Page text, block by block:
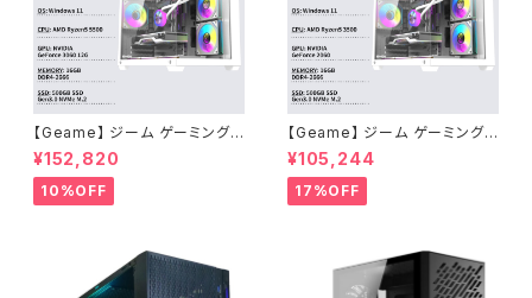
【Geame】 ジーム ゲーミングP
C デスクトップ Certified GPU
RTX3060 12G Ryzen5 550
0 メモリ16GB SSD 500GB W
iFi Windows11 動画編集 G-S
¥152,820
10%OFF
【Geame】 ジーム ゲーミングP
C デスクトップ Certified GPU
RTX2060 Ryzen5 3500 メ
モリ16GB SSD 500GB WiFi
Windows11 動画編集 G-Stor
¥105,244
17%OFF